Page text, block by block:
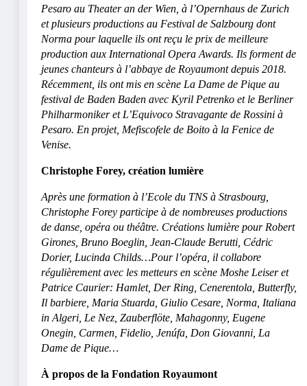
Pesaro au Theater an der Wien, à l’Opernhaus de Zurich
et plusieurs productions au Festival de Salzbourg dont
Norma pour laquelle ils ont reçu le prix de meilleure
production aux International Opera Awards. Ils forment de
jeunes chanteurs à l’abbaye de Royaumont depuis 2018.
Récemment, ils ont mis en scène La Dame de Pique au
festival de Baden Baden avec Kyril Petrenko et le Berliner
Philharmoniker et L’Equivoco Stravagante de Rossini à
Pesaro. En projet, Mefiscofele de Boito à la Fenice de
Venise.
Christophe Forey, création lumière
Après une formation à l’Ecole du TNS à Strasbourg,
Christophe Forey participe à de nombreuses productions
de danse, opéra ou théâtre. Créations lumière pour Robert
Girones, Bruno Boeglin, Jean-Claude Berutti, Cédric
Dorier, Lucinda Childs…Pour l’opéra, il collabore
régulièrement avec les metteurs en scène Moshe Leiser et
Patrice Caurier: Hamlet, Der Ring, Cenerentola, Butterfly,
Il barbiere, Maria Stuarda, Giulio Cesare, Norma, Italiana
in Algeri, Le Nez, Zauberflöte, Mahagonny, Eugene
Onegin, Carmen, Fidelio, Jenúfa, Don Giovanni, La
Dame de Pique…
À propos de la Fondation Royaumont